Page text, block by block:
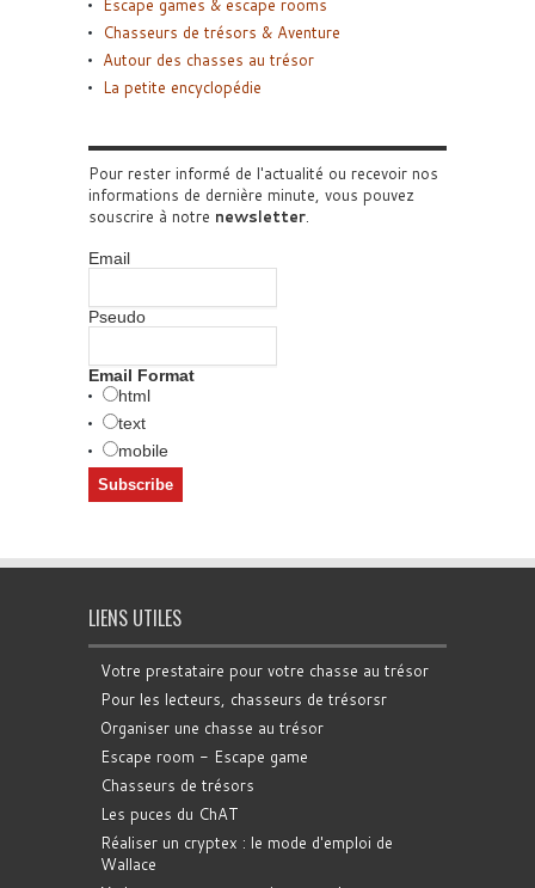
Chasseurs de trésors & Aventure
Autour des chasses au trésor
La petite encyclopédie
Pour rester informé de l'actualité ou recevoir nos
informations de dernière minute, vous pouvez
souscrire à notre newsletter
Email
Pseudo
Email Format
html
text
mobile
LIENS UTILES
Votre prestataire pour votre chasse au trésor
Pour les lecteurs, chasseurs de trésorsr
Organiser une chasse au trésor
Escape room - Escape game
Chasseurs de trésors
Les puces du ChAT
Réaliser un cryptex : le mode d'emploi de
Wallace